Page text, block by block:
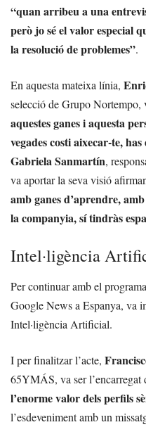
“quan arribeu a una
però jo sé el valor especial
la resolució de problemes”.
En aquesta mateixa línia,
selecció de Grupo Nortempo,
aquestes ganes i aquesta
vegades costi aixecar-te,
Gabriela Sanmartín,
va aportar la seva visió
amb ganes d’aprendre,
la companyia, sí tindràs
Intel·ligència
Per continuar amb el
Google News a Espanya, va
Intel·ligència Artificial.
I per finalitzar l’acte,
65YMÁS, va ser l’encarregat
l’enorme valor dels perfils
l’esdeveniment amb un